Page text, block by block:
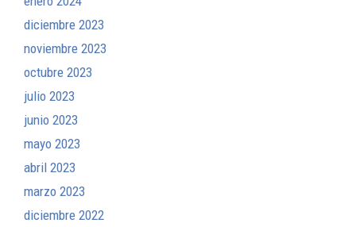
diciembre 2023
noviembre 2023
octubre 2023
julio 2023
junio 2023
mayo 2023
abril 2023
marzo 2023
diciembre 2022